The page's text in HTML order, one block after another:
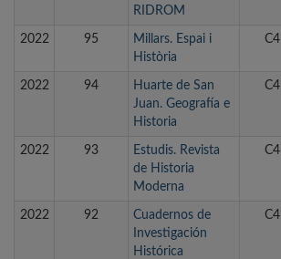
RIDROM
2022 95
Millars. Espai i
Història
C4
2022 94
Huarte de San
Juan. Geografía e
Historia
C4
2022 93
Estudis. Revista
de Historia
Moderna
C4
2022 92
Cuadernos de
Investigación
Histórica
C4